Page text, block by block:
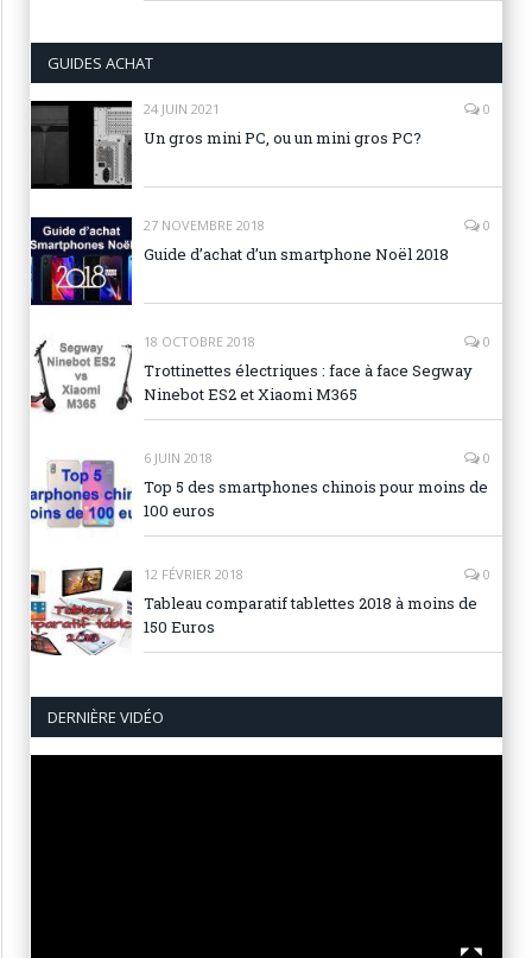
GUIDES ACHAT
24 JUIN 2021 0
Un gros mini PC, ou un mini gros PC?
27 NOVEMBRE 2018 0
Guide d’achat d’un smartphone Noël 2018
18 OCTOBRE 2018 0
Trottinettes électriques : face à face Segway
Ninebot ES2 et Xiaomi M365
6 JUIN 2018 0
Top 5 des smartphones chinois pour moins de
100 euros
12 FÉVRIER 2018 0
Tableau comparatif tablettes 2018 à moins de
150 Euros
DERNIÈRE VIDÉO